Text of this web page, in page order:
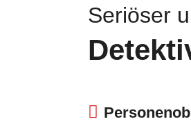
Seriöser